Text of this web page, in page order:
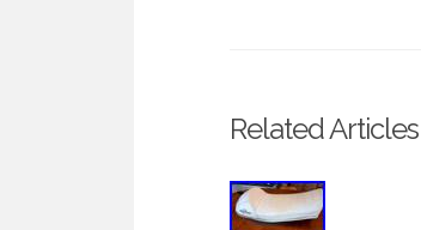
Related